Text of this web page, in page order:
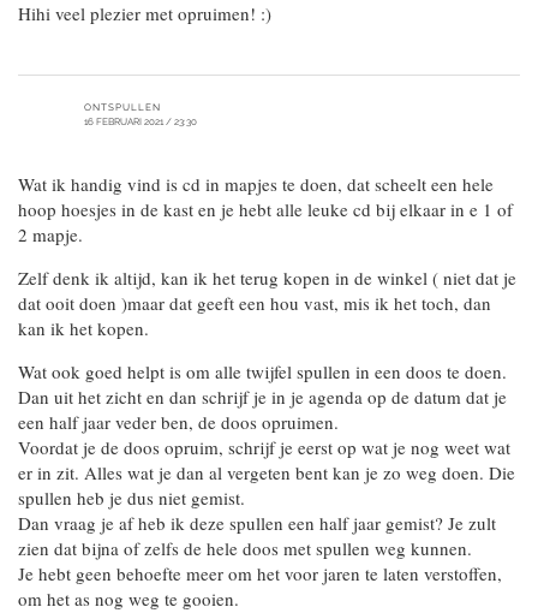
Hihi veel plezier met opruimen! :)
ONTSPULLEN
16 FEBRUARI 2021 / 23:30
Wat ik handig vind is cd in mapjes te doen, dat scheelt een hele
hoop hoesjes in de kast en je hebt alle leuke cd bij elkaar in e 1 of
2 mapje.
Zelf denk ik altijd, kan ik het terug kopen in de winkel ( niet dat je
dat ooit doen )maar dat geeft een hou vast, mis ik het toch, dan
kan ik het kopen.
Wat ook goed helpt is om alle twijfel spullen in een doos te doen.
Dan uit het zicht en dan schrijf je in je agenda op de datum dat je
een half jaar veder ben, de doos opruimen.
Voordat je de doos opruim, schrijf je eerst op wat je nog weet wat
er in zit. Alles wat je dan al vergeten bent kan je zo weg doen. Die
spullen heb je dus niet gemist.
Dan vraag je af heb ik deze spullen een half jaar gemist? Je zult
zien dat bijna of zelfs de hele doos met spullen weg kunnen.
Je hebt geen behoefte meer om het voor jaren te laten verstoffen,
om het as nog weg te gooien.